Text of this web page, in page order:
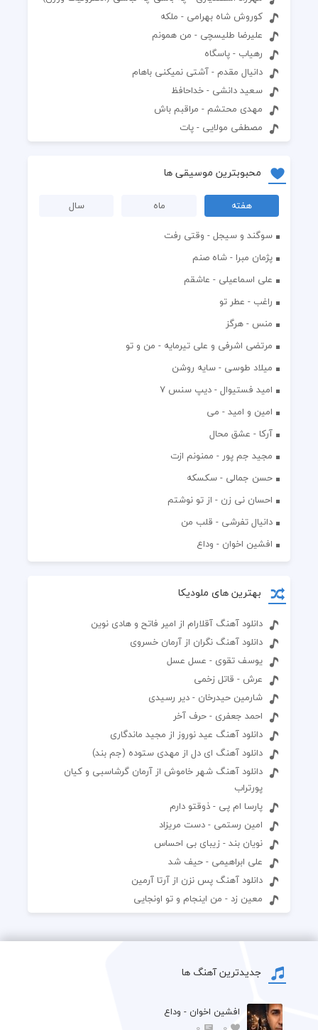
کوروش شاه بهرامی - ملکه
علیرضا طلیسچی - من همونم
رهیاب - پاسگاه
دانیال مقدم - آشتی نمیکنی باهام
سعید دانشی - خداحافظ
مهدی محتشم - مراقبم باش
مصطفی مولایی - پات
محبوبترین موسیقی ها
هفته ماه
سال
سوگند و سیجل - وقتی رفت
پژمان مبرا - شاه صنم
علی اسماعیلی - عاشقم
راغب - عطر تو
منس - هرگز
مرتضی اشرفی و علی تیرمایه - من و تو
میلاد طوسی - سایه روشن
اميد فستيوال - ديپ سنس ۷
امین و امید - می
آرکا - عشق محال
مجید جم پور - ممنونم ازت
حسن جمالی - سکسکه
احسان نی زن - از تو نوشتم
دانیال تفرشی - قلب من
افشين اخوان - وداع
بهترین های ملودیکا
دانلود آهنگ آقلارام از امیر فاتح و هادی نوین
دانلود آهنگ نگران از آرمان خسروی
یوسف تقوی - عسل عسل
عرش - قاتل زخمی
شارمین حیدرخان - دیر رسیدی
احمد جعفری - حرف آخر
دانلود آهنگ عید نوروز از مجید ماندگاری
دانلود آهنگ ای دل از مهدی ستوده (جم بند)
دانلود آهنگ شهر خاموش از آرمان گرشاسبی و کیان
پورتراب
پارسا ام پی - ذوقتو دارم
امین رستمی - دست مریزاد
نویان بند - زیبای بی احساس
علی ابراهیمی - حیف شد
دانلود آهنگ پس نزن از آرتا آرمین
معین زد - من اینجام و تو اونجایی
جدیدترین آهنگ ها
افشين اخوان - وداع